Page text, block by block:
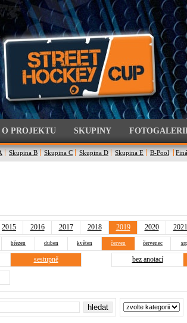
PROJEKTU SKUPINY
Skupina B Skupina C Skupina D Skupina E B-Pool
2015 2016 2017 2018 2019 2020 2021
březen duben květen červen červenec
sestupně bez anotací